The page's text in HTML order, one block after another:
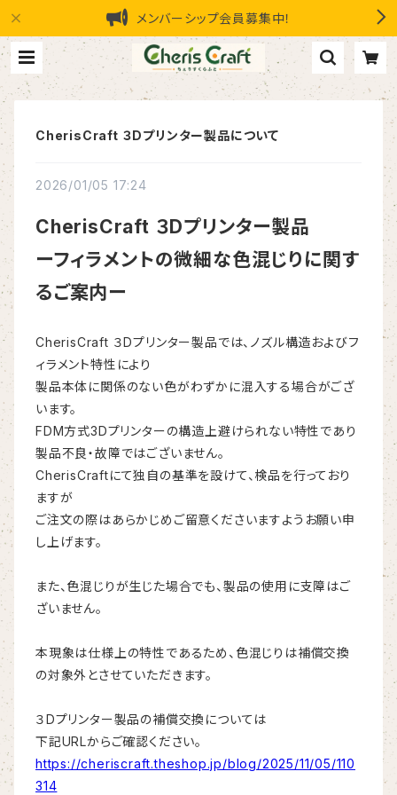
メンバーシップ会員募集中！
CherisCraft ３Dプリンター製品について
2026/01/05 17:24
CherisCraft ３Dプリンター製品
ーフィラメントの微細な色混じりに関す
るご案内ー
CherisCraft ３Dプリンター製品では、ノズル構造およびフ
ィラメント特性により
製品本体に関係のない色がわずかに混入する場合がござ
います。
FDM方式3Dプリンターの構造上避けられない特性であり
製品不良・故障ではございません。
CherisCraftにて独自の基準を設けて、検品を行っており
ますが
ご注文の際はあらかじめご留意くださいますようお願い申
し上げます。
また、色混じりが生じた場合でも、製品の使用に支障はご
ざいません。
本現象は仕様上の特性であるため、色混じりは補償交換
の対象外とさせていただきます。
３Dプリンター製品の補償交換については
下記URLからご確認ください。
https://cheriscraft.theshop.jp/blog/2025/11/05/110
314